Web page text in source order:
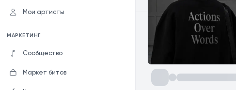
Мои артисты
МАРКЕТИНГ
Сообщество
Маркет битов